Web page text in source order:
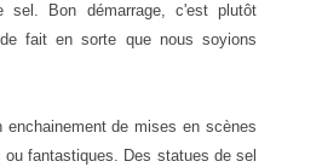
sel. Bon démarrage, c'est plutôt
fait en sorte que nous soyions
enchainement de mises en scènes
fantastiques. Des statues de sel